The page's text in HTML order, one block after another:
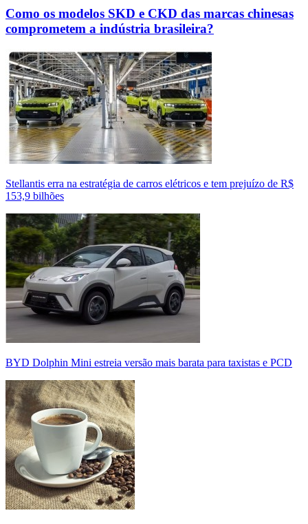
Como os modelos SKD e CKD das marcas chinesas
comprometem a indústria brasileira?
Stellantis erra na estratégia de carros elétricos e tem prejuízo de R$
153,9 bilhões
BYD Dolphin Mini estreia versão mais barata para taxistas e PCD